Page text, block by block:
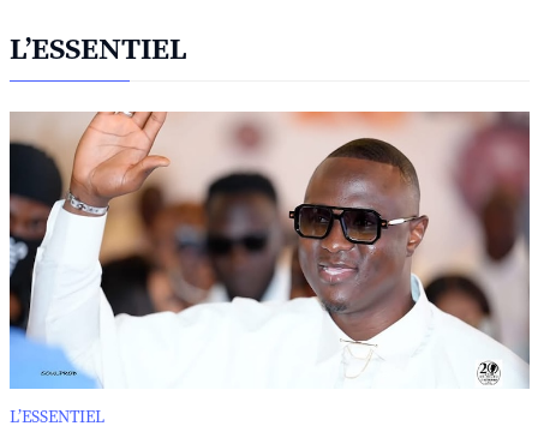
L’ESSENTIEL
L’ESSENTIEL